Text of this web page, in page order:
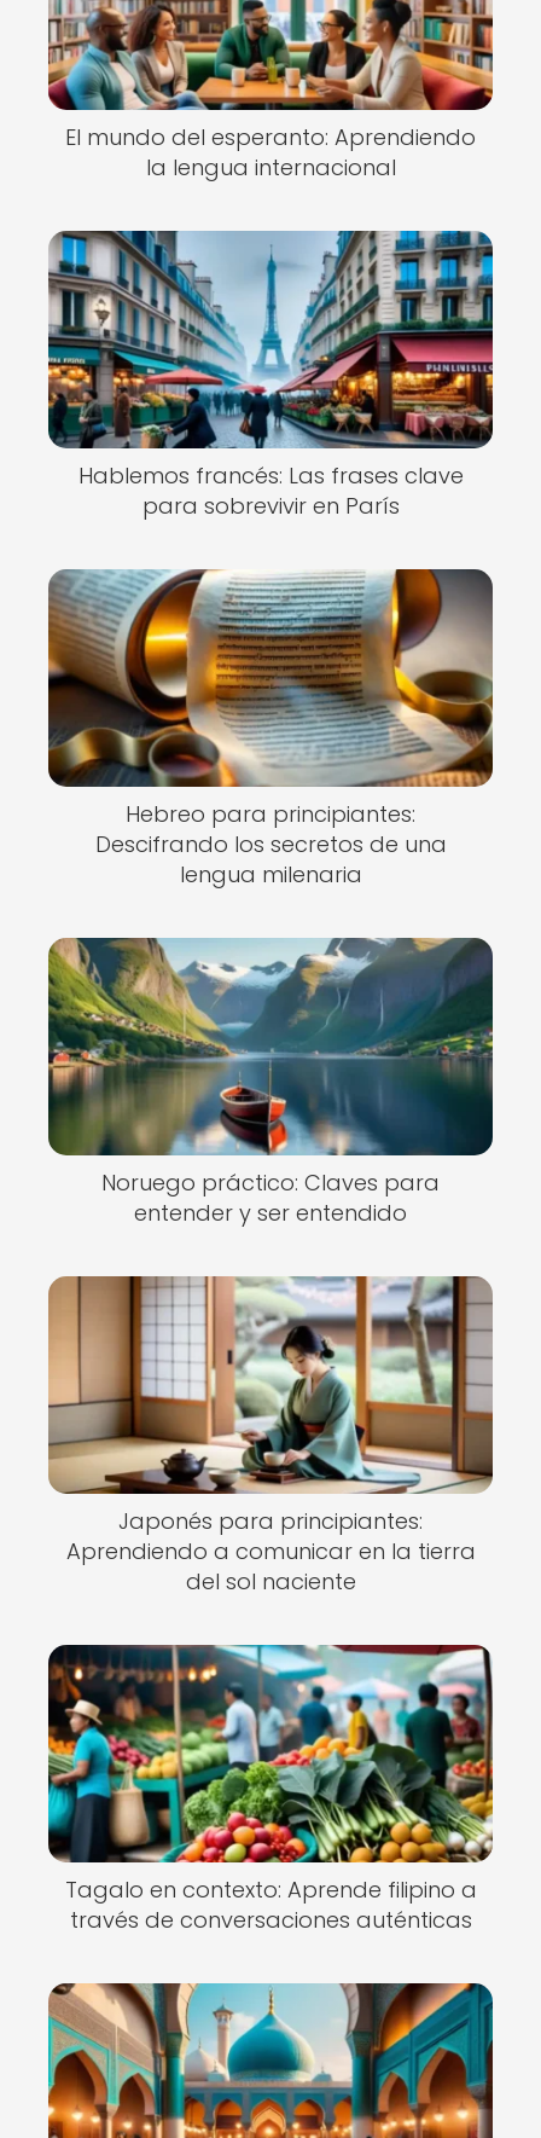
El mundo del esperanto: Aprendiendo
la lengua internacional
Hablemos francés: Las frases clave
para sobrevivir en París
Hebreo para principiantes:
Descifrando los secretos de una
lengua milenaria
Noruego práctico: Claves para
entender y ser entendido
Japonés para principiantes:
Aprendiendo a comunicar en la tierra
del sol naciente
Tagalo en contexto: Aprende filipino a
través de conversaciones auténticas